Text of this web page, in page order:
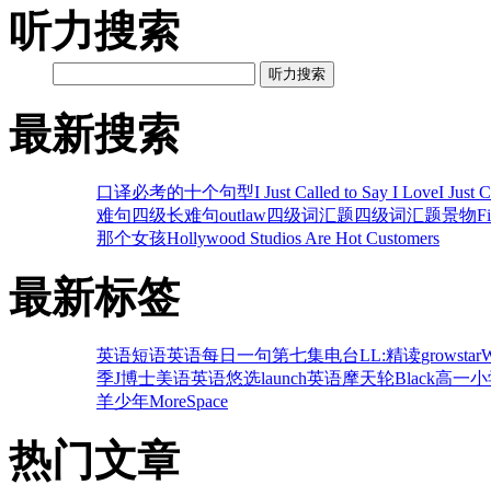
听力搜索
听力搜索
最新搜索
口译必考的十个句型I Just Called to Say I LoveI Just
难句 四级长难句outlaw四级词汇题 四级词汇题景物
那个女孩Hollywood Studios Are Hot Customers
最新标签
英语短语英语每日一句第七集电台LL:精读growstar
季J博士美语英语悠选launch英语摩天轮Black高一小
羊少年MoreSpace
热门文章